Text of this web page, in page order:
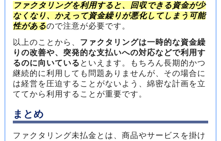
ファクタリングを利用すると、回収できる資金が少
なくなり、かえって資金繰りが悪化してしまう可能
性があるので注意が必要です。
以上のことから、 ファクタリングは一時的な資金繰
りの改善や、突発的な支払いへの対応などで利用す
るのに向いている といえます。もちろん長期的かつ
継続的に利用しても問題ありませんが、その場合に
は経営を圧迫することがないよう、綿密な計画を立
ててから利用することが重要です。
まとめ
ファクタリング未払金とは、商品やサービスを掛け